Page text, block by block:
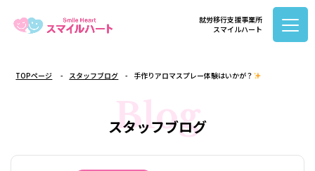
就労移行支援事業所
スマイルハート
TOPページ スタッフブログ 手作りアロマスプレー体験はいかが？
スタッフブログ
Blog